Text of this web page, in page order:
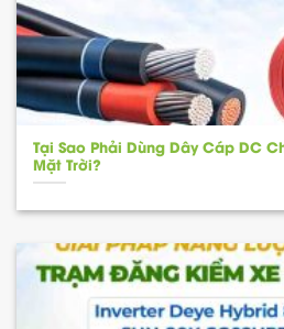
Tại Sao Phải Dùng Dây Cáp DC
Mặt Trời?